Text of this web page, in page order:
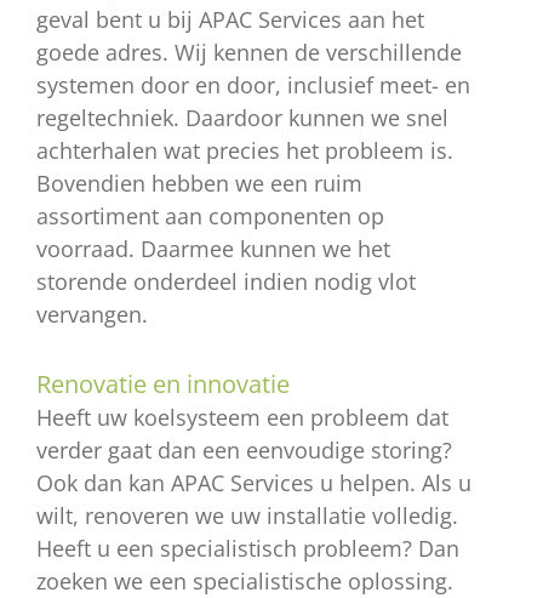
geval bent u bij APAC Services aan het
goede adres. Wij kennen de verschillende
systemen door en door, inclusief meet- en
regeltechniek. Daardoor kunnen we snel
achterhalen wat precies het probleem is.
Bovendien hebben we een ruim
assortiment aan componenten op
voorraad. Daarmee kunnen we het
storende onderdeel indien nodig vlot
vervangen.
Renovatie en innovatie
Heeft uw koelsysteem een probleem dat
verder gaat dan een eenvoudige storing?
Ook dan kan APAC Services u helpen. Als u
wilt, renoveren we uw installatie volledig.
Heeft u een specialistisch probleem? Dan
zoeken we een specialistische oplossing.